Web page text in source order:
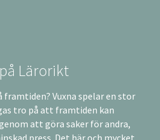
Lärorikt
framtiden? Vuxna spelar en stor
tro på att framtiden kan
att göra saker för andra,
press. Det här och mycket